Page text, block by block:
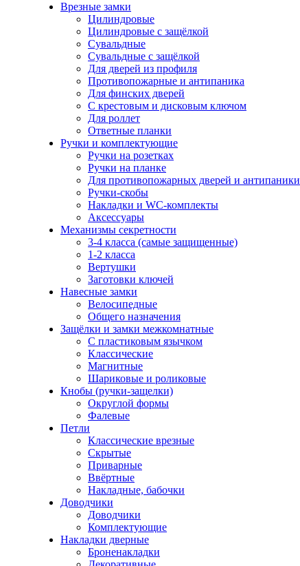
Врезные замки
Цилиндровые
Цилиндровые с защёлкой
Сувальдные
Сувальдные с защёлкой
Для дверей из профиля
Противопожарные и антипаника
Для финских дверей
С крестовым и дисковым ключом
Для роллет
Ответные планки
Ручки и комплектующие
Ручки на розетках
Ручки на планке
Для противопожарных дверей и антипаники
Ручки-скобы
Накладки и WC-комплекты
Аксессуары
Механизмы секретности
3-4 класса (самые защищенные)
1-2 класса
Вертушки
Заготовки ключей
Навесные замки
Велосипедные
Общего назначения
Защёлки и замки межкомнатные
С пластиковым язычком
Классические
Магнитные
Шариковые и роликовые
Кнобы (ручки-защелки)
Округлой формы
Фалевые
Петли
Классические врезные
Скрытые
Приварные
Ввёртные
Накладные, бабочки
Доводчики
Доводчики
Комплектующие
Накладки дверные
Броненакладки